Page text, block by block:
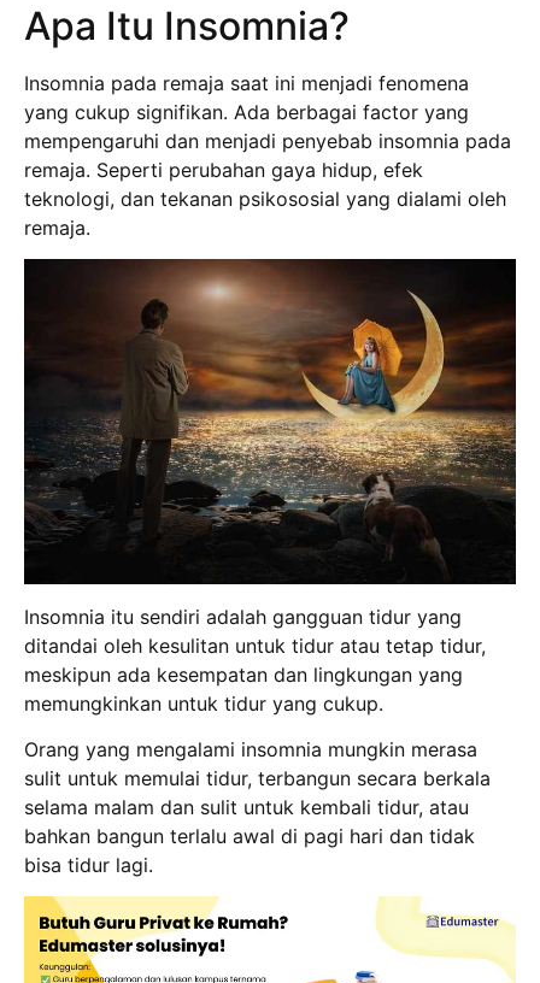
Apa Itu Insomnia?
Insomnia pada remaja saat ini menjadi fenomena
yang cukup signifikan. Ada berbagai factor yang
mempengaruhi dan menjadi penyebab insomnia pada
remaja. Seperti perubahan gaya hidup, efek
teknologi, dan tekanan psikososial yang dialami oleh
remaja.
Insomnia itu sendiri adalah gangguan tidur yang
ditandai oleh kesulitan untuk tidur atau tetap tidur,
meskipun ada kesempatan dan lingkungan yang
memungkinkan untuk tidur yang cukup.
Orang yang mengalami insomnia mungkin merasa
sulit untuk memulai tidur, terbangun secara berkala
selama malam dan sulit untuk kembali tidur, atau
bahkan bangun terlalu awal di pagi hari dan tidak
bisa tidur lagi.